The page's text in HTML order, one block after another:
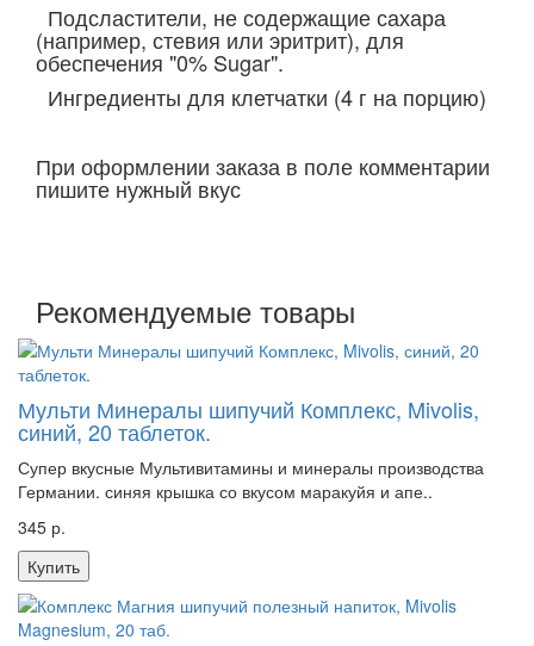
Подсластители, не содержащие сахара
(например, стевия или эритрит), для
обеспечения "0% Sugar".
Ингредиенты для клетчатки (4 г на порцию)
При оформлении заказа в поле комментарии
пишите нужный вкус
Рекомендуемые товары
Мульти Минералы шипучий Комплекс, Mivolis,
синий, 20 таблеток.
Супер вкусные Мультивитамины и минералы производства
Германии. синяя крышка со вкусом маракуйя и апе..
345 р.
Купить